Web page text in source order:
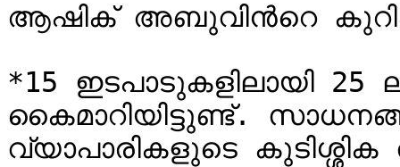
ആഷിക് അബുവിന്‍റെ
*15 ഇടപാടുകളിലായി
കൈമാറിയിട്ടുണ്ട്.
വ്യാപാരികളുടെ